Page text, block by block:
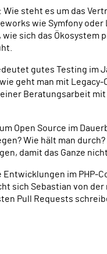
steht es um das
wie Symfony
sich das
gutes Testing im
geht man mit
Beratungsarbeit
Open Source im
Wie hält man
damit das Ganze
im PHP-
sich Sebastian von
Pull Requests